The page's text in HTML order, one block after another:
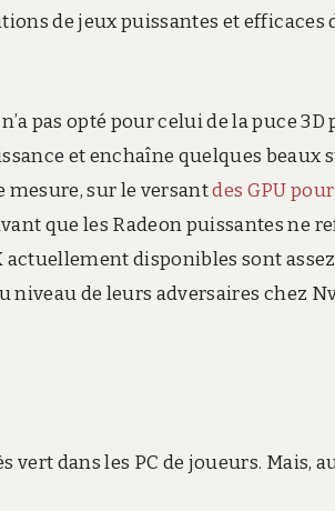
de jeux puissantes et efficaces
pas opté pour celui de la puce 3D
et enchaîne quelques beaux
mesure, sur le versantdes GPU
que les Radeon puissantes ne
actuellement disponibles sont
niveau de leurs adversaires chez
vert dans les PC de joueurs. Mais,